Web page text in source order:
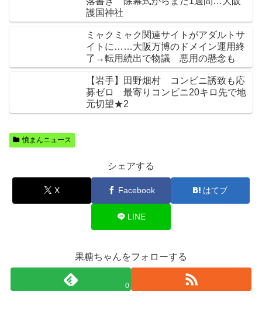
護国神社
ミャクミャク関連サイトがアダルトサ
イトに……大阪万博のドメイン運用終
了→転用続出で物議 悪用の懸念も
【岩手】田野畑村 コンビニ誘致も応
募ゼロ 最寄りコンビニ20キロ先で地
元切望★2
憤まんニュース
シェアする
X Facebook はてブ
LINE
果糖ちゃんをフォローする
0